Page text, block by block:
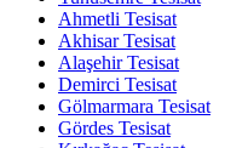
Ahmetli Tesisat
Akhisar Tesisat
Alaşehir Tesisat
Demirci Tesisat
Gölmarmara Tesisat
Gördes Tesisat